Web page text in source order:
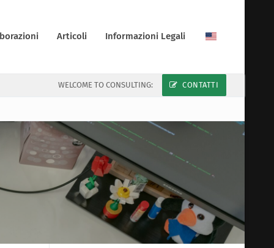
Articoli Informazioni Legali
WELCOME TO CONSULTING: CONTATTI